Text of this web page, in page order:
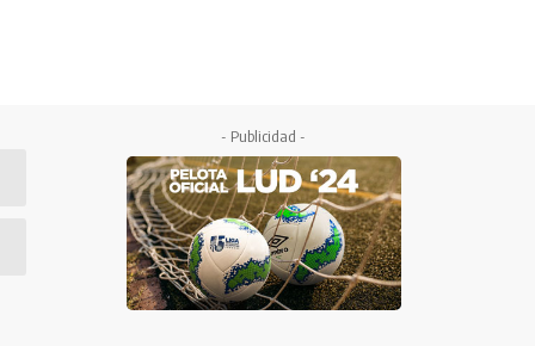
- Publicidad -